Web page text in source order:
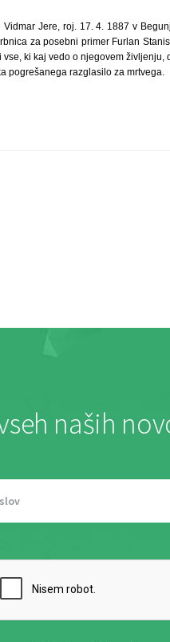
Jere, roj. 17. 4. 1887 v
za posebni primer Furlan
ki kaj vedo o njegovem
pogrešanega razglasilo za mrtvega.
naših